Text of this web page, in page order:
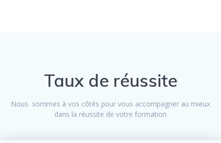
Taux de réussite
Nous sommes à vos côtés pour vous accompagner au mieux
dans la réussite de votre formation